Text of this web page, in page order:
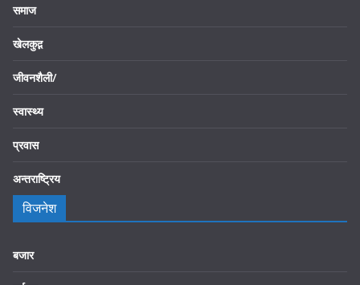
समाज
खेलकुद़़
जीवनशैली/
स्वास्थ्य
प्रवास
अन्तराष्ट्रिय
विजनेश
बजार